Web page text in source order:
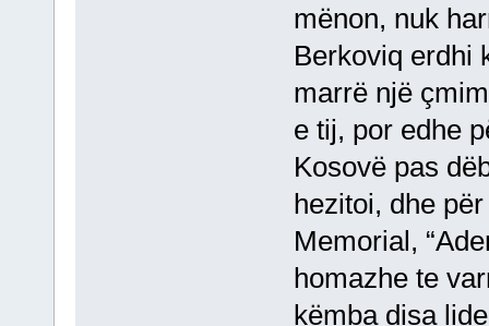
mënon, nuk
Berkoviq erdhi
marrë një
e tij, por edhe
Kosovë pas
hezitoi, dhe
Memorial,
homazhe te
këmba disa